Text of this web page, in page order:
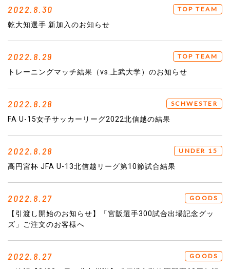
2022.8.30 TOP TEAM
乾大知選手 新加入のお知らせ
2022.8.29 TOP TEAM
トレーニングマッチ結果（vs.上武大学）のお知らせ
2022.8.28 SCHWESTER
FA U-15女子サッカーリーグ2022北信越の結果
2022.8.28 UNDER 15
高円宮杯 JFA U-13北信越リーグ第10節試合結果
2022.8.27 GOODS
【引渡し開始のお知らせ】「宮阪選手300試合出場記念グッ
ズ」ご注文のお客様へ
2022.8.27 GOODS